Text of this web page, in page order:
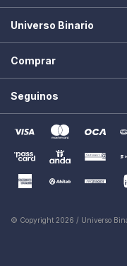
Universo Binario
Comprar
Seguinos
© Copyright 2026 / Universo